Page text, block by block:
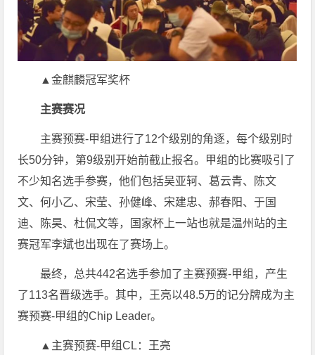
▲金麒麟冠军奖杯
主赛赛况
主赛预赛-甲组进行了12个级别的角逐，每个级别时
长50分钟，第9级别开始前截止报名。甲组的比赛吸引了
不少知名选手参赛，他们包括吴亚轲、葛云青、陈文
文、何小乙、宋莹、孙健峰、宋建忠、郝春阳、于国
迪、陈昊、杜侃文等，国家杯上一站也就是温州站的主
赛冠军李斌也出现在了赛场上。
最终，总共442名选手参加了主赛预赛-甲组，产生
了113名晋级选手。其中，王亮以48.5万的记分牌成为主
赛预赛-甲组的Chip Leader。
▲主赛预赛-甲组CL：王亮